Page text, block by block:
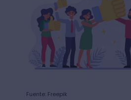
Fuente: Freepik